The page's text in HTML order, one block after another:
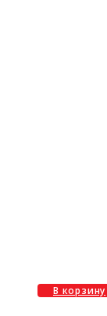
В корзину